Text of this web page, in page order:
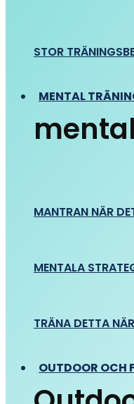
STOR
MENTAL
MANTRAN NÄR
MENTALA
TRÄNA DETTA
OUTDOOR OCH